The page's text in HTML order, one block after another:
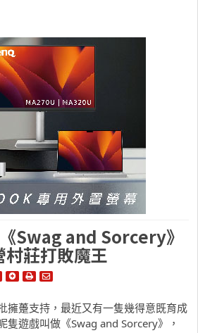
Swag and Sorcery》
村莊打敗魔王
擁躉支持，最近又有一隻幾得意既育成
隻遊戲叫做《Swag and Sorcery》，